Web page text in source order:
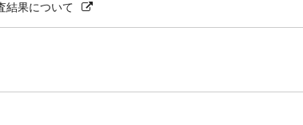
結果について